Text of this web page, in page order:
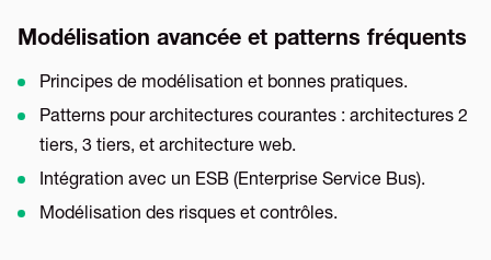
Modélisation avancée et patterns fréquents
Principes de modélisation et bonnes pratiques.
Patterns pour architectures courantes : architectures 2
tiers, 3 tiers, et architecture web.
Intégration avec un ESB (Enterprise Service Bus).
Modélisation des risques et contrôles.